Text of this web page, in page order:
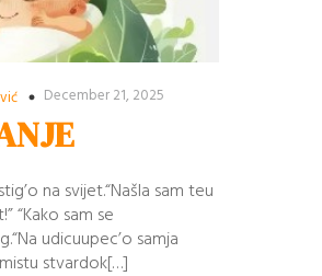
December 21, 2025
na svijet.“Našla sam teu
“Kako sam se
udicuupec’o samja
stvardok[…]